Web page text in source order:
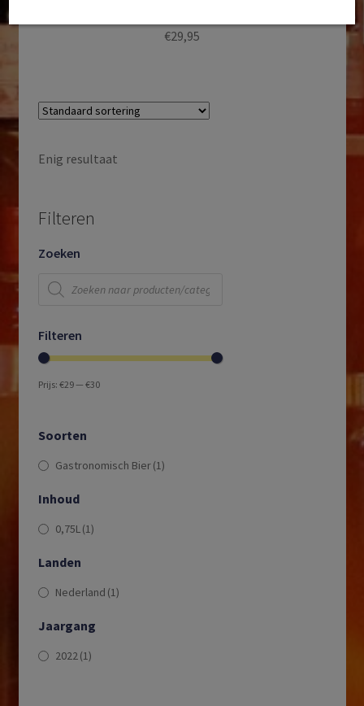
€29,95
Enig resultaat
Filteren
Zoeken
zoeken
Filteren
Prijs: €29— €30
Soorten
Gastronomisch Bier(1)
Inhoud
0,75L(1)
Landen
Nederland (1)
Jaargang
2022(1)